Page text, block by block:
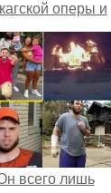
оперы и
овации.
всего лишь